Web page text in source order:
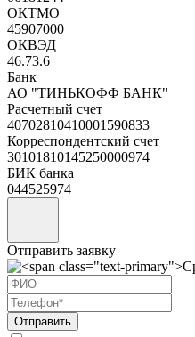
ОКТМО
45907000
ОКВЭД
46.73.6
Банк
АО "ТИНЬКОФФ БАНК"
Расчетный счет
40702810410001590833
Корреспондентский счет
30101810145250000974
БИК банка
044525974
Отправить заявку
Отправить